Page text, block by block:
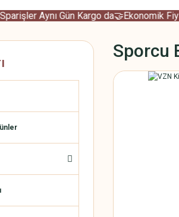
Aynı Gün Kargo da 🤝Ekonomik
Sporcu